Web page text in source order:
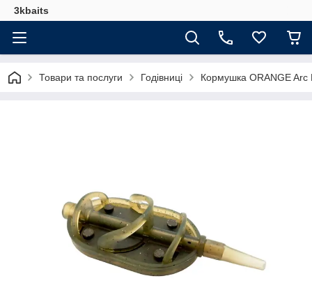
3kbaits
Товари та послуги Годівниці Кормушка ORANGE Arc